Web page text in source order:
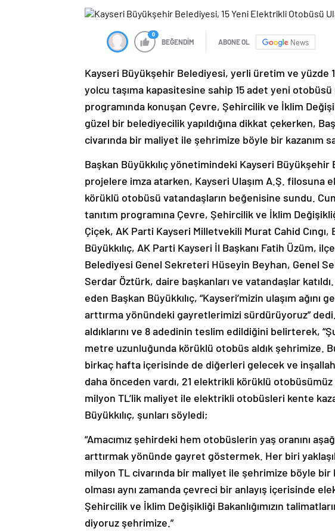
0
BEĞENDİM ABONE OL News
Kayseri Büyükşehir Belediyesi, yerli üretim ve yüzde
yolcu taşıma kapasitesine sahip 15 adet yeni otobüsü
programında konuşan Çevre, Şehircilik ve İklim
güzel bir belediyecilik yapıldığına dikkat çekerken,
civarında bir maliyet ile şehrimize böyle bir kazanım
Başkan Büyükkılıç yönetimindeki Kayseri Büyükşehir
projelere imza atarken, Kayseri Ulaşım A.Ş. filosuna
körüklü otobüsü vatandaşların beğenisine sundu.
tanıtım programına Çevre, Şehircilik ve İklim
Çiçek, AK Parti Kayseri Milletvekili Murat Cahid
Büyükkılıç, AK Parti Kayseri İl Başkanı Fatih Üzüm,
Belediyesi Genel Sekreteri Hüseyin Beyhan, Genel
Serdar Öztürk, daire başkanları ve vatandaşlar
eden Başkan Büyükkılıç, “Kayseri’mizin ulaşım ağını
arttırma yönündeki gayretlerimizi sürdürüyoruz”
aldıklarını ve 8 adedinin teslim edildiğini belirterek,
metre uzunluğunda körüklü otobüs aldık şehrimize.
birkaç hafta içerisinde de diğerleri gelecek ve
daha önceden vardı, 21 elektrikli körüklü
milyon TL’lik maliyet ile elektrikli otobüsleri kente
Büyükkılıç, şunları söyledi;
“Amacımız şehirdeki hem otobüslerin yaş oranını
arttırmak yönünde gayret göstermek. Her biri
milyon TL civarında bir maliyet ile şehrimize böyle bir
olması aynı zamanda çevreci bir anlayış içerisinde
Şehircilik ve İklim Değişikliği Bakanlığımızın
diyoruz şehrimize.”